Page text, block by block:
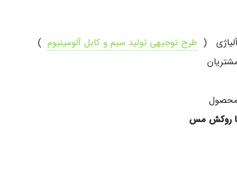
( طرح توجیهی تولید سیم و کابل آلومینیوم )
محصول
با روکش مس